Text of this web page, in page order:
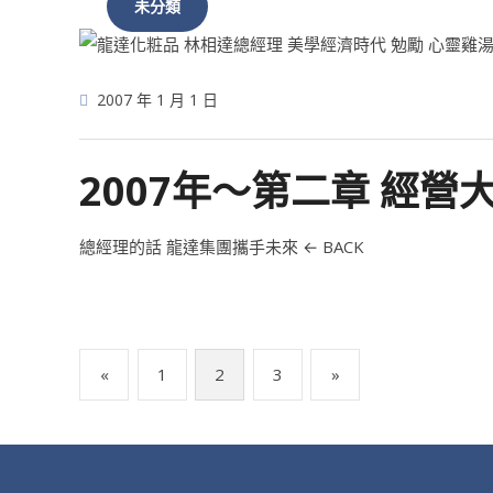
未分類
2007 年 1 月 1 日
2007年～第二章 經營
總經理的話 龍達集團攜手未來 ← BACK
文
章
« 1 2 3 »